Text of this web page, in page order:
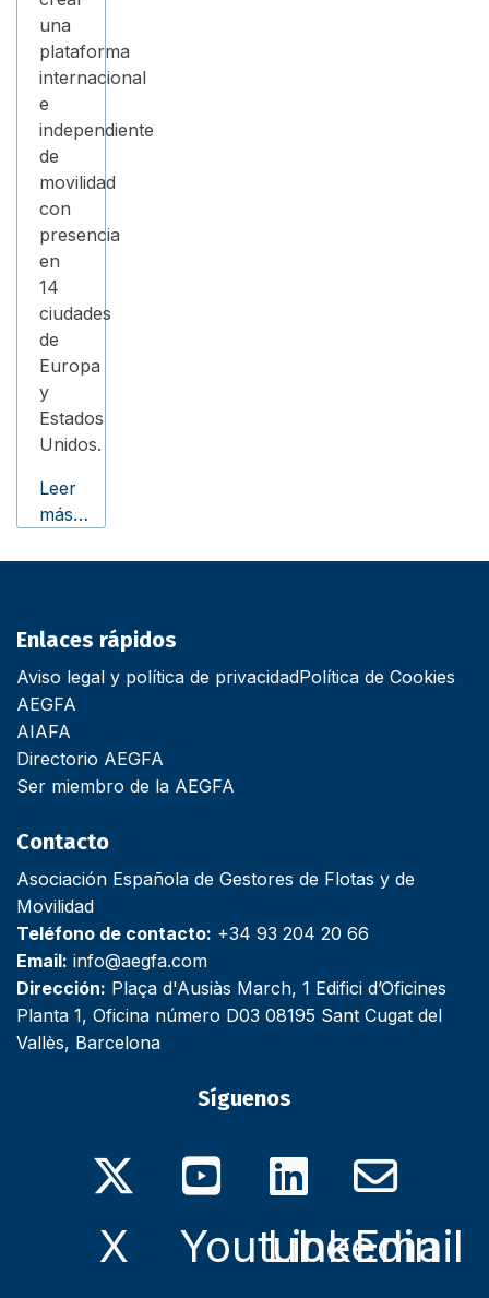
una
plataforma
internacional
e
independiente
de
movilidad
con
presencia
en
14
ciudades
de
Europa
y
Estados
Unidos.
Leer
más…
Enlaces rápidos
Aviso legal y política de privacidadPolítica de Cookies
AEGFA
AIAFA
Directorio AEGFA
Ser miembro de la AEGFA
Contacto
Asociación Española de Gestores de Flotas y de
Movilidad
Teléfono de contacto: +34 93 204 20 66
Email: info@aegfa.com
Dirección: Plaça d'Ausiàs March, 1 Edifici d’Oficines
Planta 1, Oficina número D03 08195 Sant Cugat del
Vallès, Barcelona
Síguenos
X YoutubeLinkedin
Email